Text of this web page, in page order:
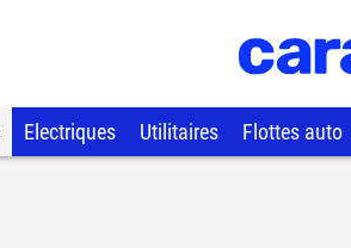
Electriques Utilitaires Flottes auto